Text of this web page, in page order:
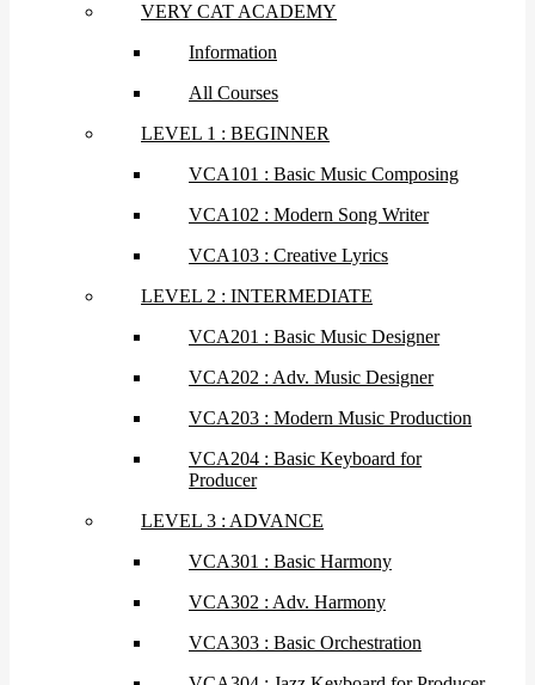
VERY CAT ACADEMY
Information
All Courses
LEVEL 1 : BEGINNER
VCA101 : Basic Music Composing
VCA102 : Modern Song Writer
VCA103 : Creative Lyrics
LEVEL 2 : INTERMEDIATE
VCA201 : Basic Music Designer
VCA202 : Adv. Music Designer
VCA203 : Modern Music Production
VCA204 : Basic Keyboard for
Producer
LEVEL 3 : ADVANCE
VCA301 : Basic Harmony
VCA302 : Adv. Harmony
VCA303 : Basic Orchestration